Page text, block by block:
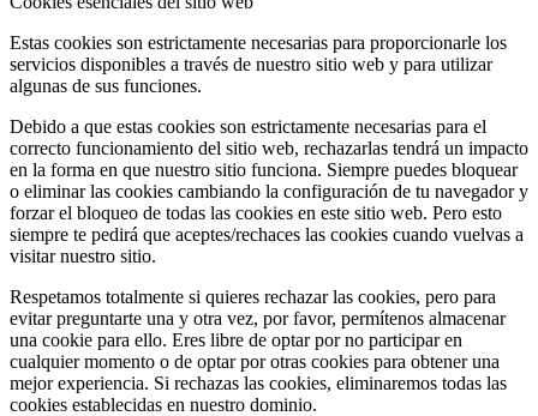
Estas cookies son estrictamente necesarias para proporcionarle los
servicios disponibles a través de nuestro sitio web y para utilizar
algunas de sus funciones.
Debido a que estas cookies son estrictamente necesarias para el
correcto funcionamiento del sitio web, rechazarlas tendrá un impacto
en la forma en que nuestro sitio funciona. Siempre puedes bloquear
o eliminar las cookies cambiando la configuración de tu navegador y
forzar el bloqueo de todas las cookies en este sitio web. Pero esto
siempre te pedirá que aceptes/rechaces las cookies cuando vuelvas a
visitar nuestro sitio.
Respetamos totalmente si quieres rechazar las cookies, pero para
evitar preguntarte una y otra vez, por favor, permítenos almacenar
una cookie para ello. Eres libre de optar por no participar en
cualquier momento o de optar por otras cookies para obtener una
mejor experiencia. Si rechazas las cookies, eliminaremos todas las
cookies establecidas en nuestro dominio.